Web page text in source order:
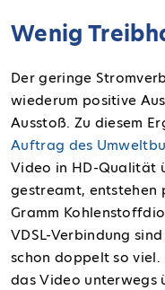
Wenig
Der geringe
wiederum positive
Ausstoß. Zu diesem
Auftrag des
Video in HD-Qualität
gestreamt, entstehen
Gramm
VDSL-Verbindung
schon doppelt so
das Video unterwegs